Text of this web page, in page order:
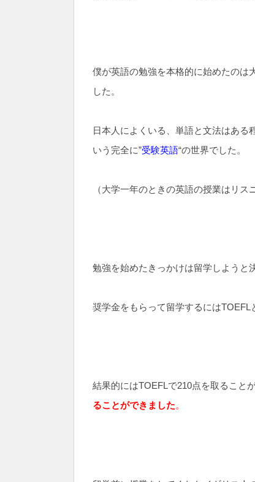
僕が英語の勉強を本格的に始めたのは
した。
日本人によくいる、単語と文法はある
いう完全に”受験英語“の世界でした。
（大学一年のときの英語の授業はリ
勉強を始めたきっかけは留学しようと
奨学金をもらって留学するにはTOEFL
結果的にはTOEFLで210点を取ること
ることができました。